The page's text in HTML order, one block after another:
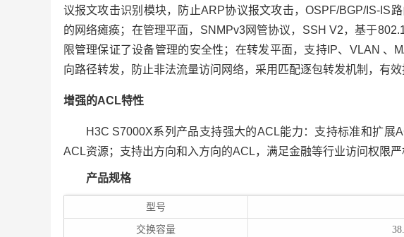
议报文攻击识别模块，防止ARP协议报文攻击，OSPF/BGP/IS-IS
的网络瘫痪；在管理平面，SNMPv3网管协议，SSH V2，基于
限管理保证了设备管理的安全性；在转发平面，支持IP、VLAN 、
向路径转发，防止非法流量访问网络，采用匹配逐包转发机制，有效
增强的ACL特性
H3C S7000X系列产品支持强大的ACL能力：支持标准和扩
ACL资源；支持出方向和入方向的ACL，满足金融等行业访问权限严
产品规格
型号
交换容量